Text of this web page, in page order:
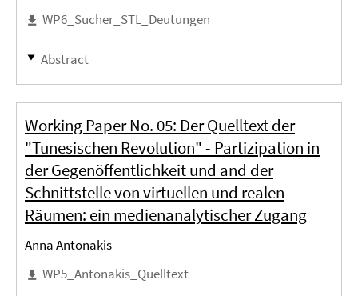
WP6_Sucher_STL_Deutungen
Abstract
Working Paper No. 05: Der Quelltext der
"Tunesischen Revolution" - Partizipation in
der Gegenöffentlichkeit und and der
Schnittstelle von virtuellen und realen
Räumen: ein medienanalytischer Zugang
Anna Antonakis
WP5_Antonakis_Quelltext